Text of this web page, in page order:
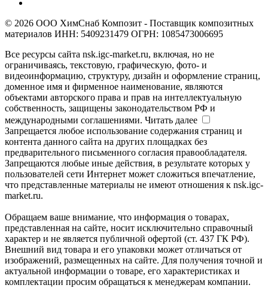
© 2026 ООО ХимСнаб Композит - Поставщик композитных
материалов ИНН: 5409231479 ОГРН: 1085473006695
Все ресурсы сайта nsk.igc-market.ru, включая, но не
ограничиваясь, текстовую, графическую, фото- и
видеоинформацию, структуру, дизайн и оформление страниц,
доменное имя и фирменное наименование, являются
объектами авторского права и прав на интеллектуальную
собственность, защищены законодательством РФ и
международными соглашениями. Читать далее
Запрещается любое использование содержания страниц и
контента данного сайта на других площадках без
предварительного письменного согласия правообладателя.
Запрещаются любые иные действия, в результате которых у
пользователей сети Интернет может сложиться впечатление,
что представленные материалы не имеют отношения к nsk.igc-
market.ru.
Обращаем ваше внимание, что информация о товарах,
представленная на сайте, носит исключительно справочный
характер и не является публичной офертой (ст. 437 ГК РФ).
Внешний вид товара и его упаковки может отличаться от
изображений, размещенных на сайте. Для получения точной и
актуальной информации о товаре, его характеристиках и
комплектации просим обращаться к менеджерам компании.